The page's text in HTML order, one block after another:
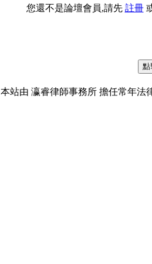
您還不是論壇會員,請先 註冊
本站由 瀛睿律師事務所 擔任常年法